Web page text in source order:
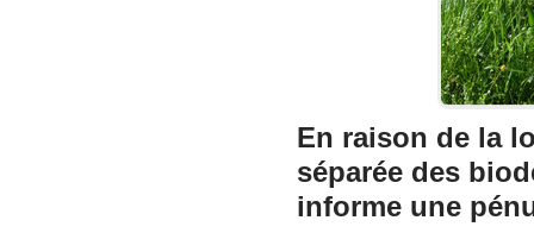
En raison de la
séparée des
informe une